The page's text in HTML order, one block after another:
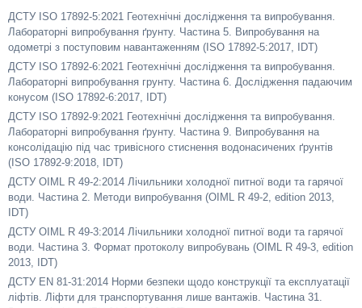
ДСТУ ISO 17892-5:2021 Геотехнічні дослідження та випробування.
Лабораторні випробування ґрунту. Частина 5. Випробування на
одометрі з поступовим навантаженням (ISO 17892-5:2017, IDT)
ДСТУ ISO 17892-6:2021 Геотехнічні дослідження та випробування.
Лабораторні випробування грунту. Частина 6. Дослідження падаючим
конусом (ISO 17892-6:2017, IDT)
ДСТУ ISO 17892-9:2021 Геотехнічні дослідження та випробування.
Лабораторні випробування ґрунту. Частина 9. Випробування на
консолідацію під час тривісного стиснення водонасичених ґрунтів
(ISO 17892-9:2018, IDT)
ДСТУ OIML R 49-2:2014 Лічильники холодної питної води та гарячої
води. Частина 2. Методи випробування (OIML R 49-2, edition 2013,
IDT)
ДСТУ OIML R 49-3:2014 Лічильники холодної питної води та гарячої
води. Частина 3. Формат протоколу випробувань (OIML R 49-3, edition
2013, IDT)
ДСТУ EN 81-31:2014 Норми безпеки щодо конструкції та експлуатації
ліфтів. Ліфти для транспортування лише вантажів. Частина 31.